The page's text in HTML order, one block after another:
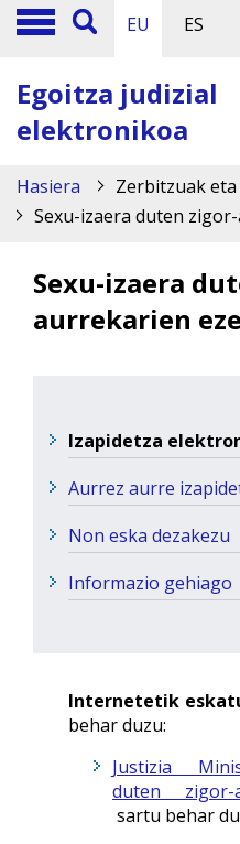
EU ES
Egoitza judizial
elektronikoa
Hasiera Zerbitzuak
Sexu-izaera duten
Sexu-izaera
aurrekarien
Izapidetza
Aurrez aurre
Non eska dezakezu
Informazio gehiago
Internetetik
behar duzu:
Justizia
duten zigor-
sartu behar